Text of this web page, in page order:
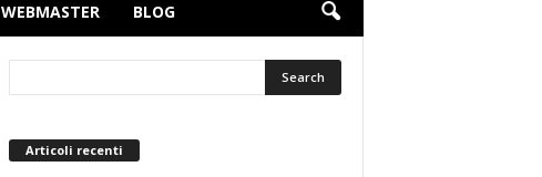
WEBMASTER BLOG
Articoli recenti